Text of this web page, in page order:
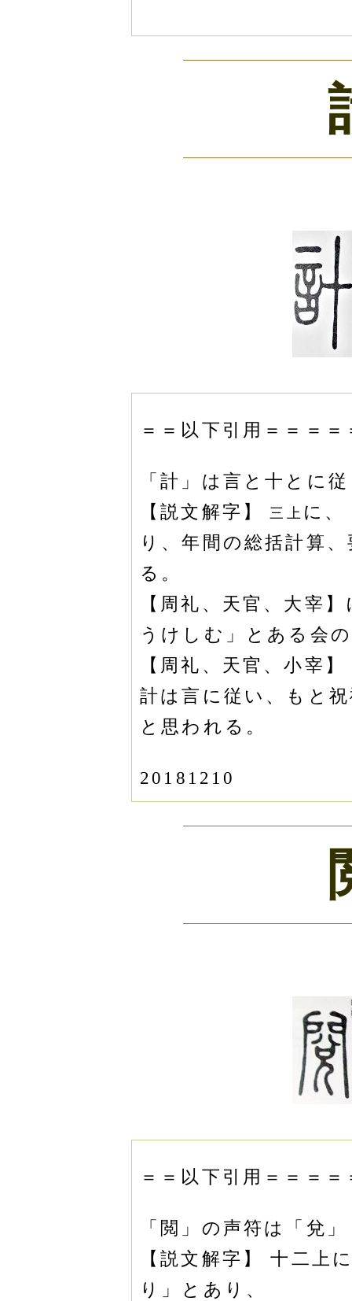
＝＝以下引用＝＝＝
「計」は言と十とに
【説文解字】
三上 に、
り、年間の総括計算
る。
【周礼、天官、大宰
うけしむ」とある会
【周礼、天官、小宰
計は言に従い、もと
と思われる。
20181210
＝＝以下引用＝＝＝
「閲」の声符は「兌
【説文解字】
十二上
り」とあり、